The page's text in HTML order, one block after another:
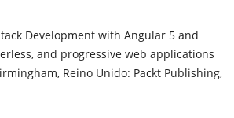
Development with Angular 5 and
and progressive web applications
Reino Unido: Packt Publishing,